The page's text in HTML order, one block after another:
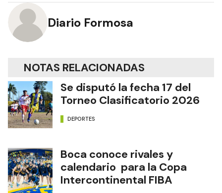
Diario Formosa
NOTAS RELACIONADAS
Se disputó la fecha 17 del
Torneo Clasificatorio 2026
DEPORTES
Boca conoce rivales y
calendario para la Copa
Intercontinental FIBA